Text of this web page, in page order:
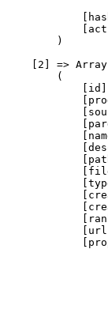
        )
    [2] => Array
        (